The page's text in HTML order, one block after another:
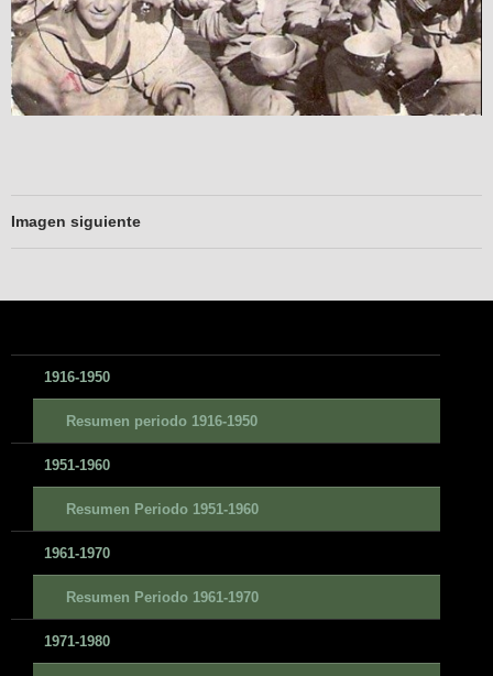
Imagen siguiente
1916-1950
Resumen periodo 1916-1950
1951-1960
Resumen Periodo 1951-1960
1961-1970
Resumen Periodo 1961-1970
1971-1980